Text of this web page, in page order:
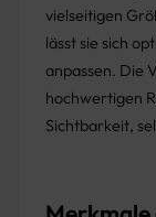
vielseitigen
lässt sie sich
anpassen. Die
hochwertigen
Sichtbarkeit,